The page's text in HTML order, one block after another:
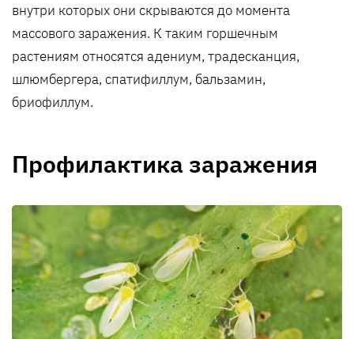
внутри которых они скрываются до момента
массового заражения. К таким горшечным
растениям относятся адениум, традесканция,
шлюмбергера, спатифиллум, бальзамин,
бриофиллум.
Профилактика заражения